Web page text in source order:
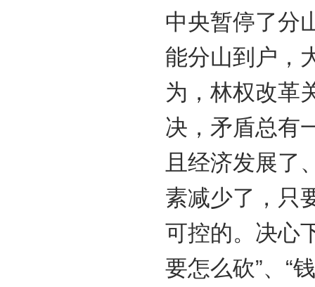
中央暂停了分
能分山到户，
为，林权改革
决，矛盾总有
且经济发展了
素减少了，只
可控的。决心
要怎么砍”、“